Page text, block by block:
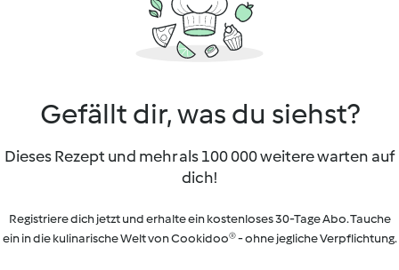
Gefällt dir, was du siehst?
Dieses Rezept und mehr als 100 000 weitere warten auf
dich!
Registriere dich jetzt und erhalte ein kostenloses 30-Tage Abo. Tauche
ein in die kulinarische Welt von Cookidoo® - ohne jegliche Verpflichtung.